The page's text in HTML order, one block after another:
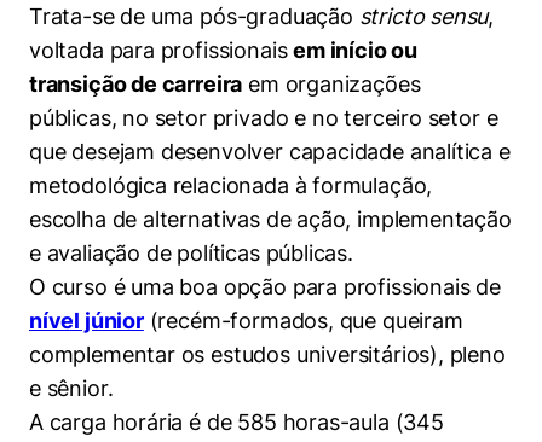
Trata-se de uma pós-graduação stricto sensu,
voltada para profissionaisem início ou
transição de carreira em organizações
públicas, no setor privado e no terceiro setor e
que desejam desenvolver capacidade analítica e
metodológica relacionada à formulação,
escolha de alternativas de ação, implementação
e avaliação de políticas públicas.
O curso é uma boa opção para profissionais de
nível júnior(recém-formados, que queiram
complementar os estudos universitários), pleno
e sênior.
A carga horária é de 585 horas-aula (345